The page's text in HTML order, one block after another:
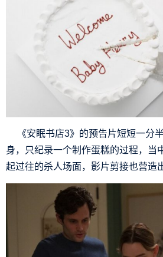
《安眠书店3》的预告片短短一分
身，只纪录一个制作蛋糕的过程，当
起过往的杀人场面，影片剪接也营造